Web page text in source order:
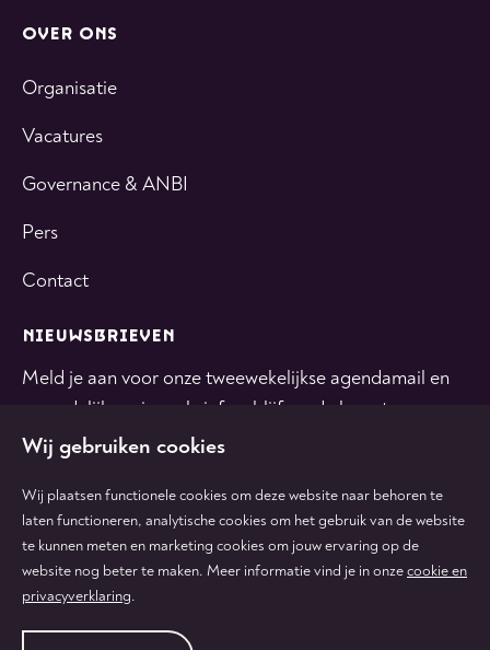
OVER ONS
Organisatie
Vacatures
Governance & ANBI
Pers
Contact
NIEUWSBRIEVEN
Meld je aan voor onze tweewekelijkse agendamail en
maandelijkse nieuwsbrief en blijf op de hoogte.
Volg
ons
op
tiktok
Volg
ons
op
facebook
Volg
ons
instagram
Volg
ons
Volg
ons
Wij gebruiken cookies
Wij plaatsen functionele cookies om deze website naar behoren te
laten functioneren, analytische cookies om het gebruik van de website
te kunnen meten en marketing cookies om jouw ervaring op de
website nog beter te maken. Meer informatie vind je in onzecookie en
privacyverklaring.